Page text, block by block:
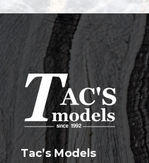
Tac’s Models